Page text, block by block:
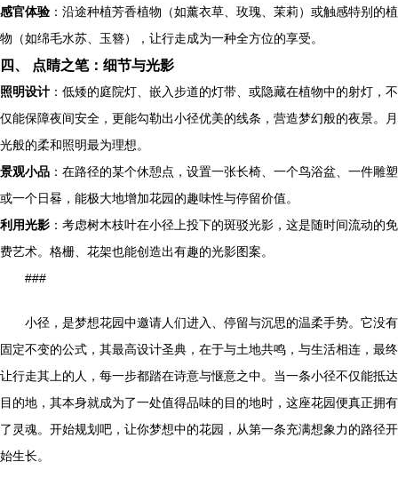
感官体验 ：沿途种植芳香植物（如薰衣草、玫瑰、茉莉）或触感特别的植
物（如绵毛水苏、玉簪），让行走成为一种全方位的享受。
四、 点睛之笔：细节与光影
照明设计 ：低矮的庭院灯、嵌入步道的灯带、或隐藏在植物中的射灯，不
仅能保障夜间安全，更能勾勒出小径优美的线条，营造梦幻般的夜景。月
光般的柔和照明最为理想。
景观小品 ：在路径的某个休憩点，设置一张长椅、一个鸟浴盆、一件雕塑
或一个日晷，能极大地增加花园的趣味性与停留价值。
利用光影 ：考虑树木枝叶在小径上投下的斑驳光影，这是随时间流动的免
费艺术。格栅、花架也能创造出有趣的光影图案。
###
小径，是梦想花园中邀请人们进入、停留与沉思的温柔手势。它没有
固定不变的公式，其最高设计圣典，在于与土地共鸣，与生活相连，最终
让行走其上的人，每一步都踏在诗意与惬意之中。当一条小径不仅能抵达
目的地，其本身就成为了一处值得品味的目的地时，这座花园便真正拥有
了灵魂。开始规划吧，让你梦想中的花园，从第一条充满想象力的路径开
始生长。